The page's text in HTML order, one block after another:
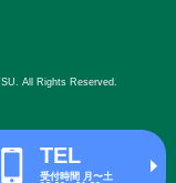
All Rights Reserved.
TEL
受付時間 月〜土